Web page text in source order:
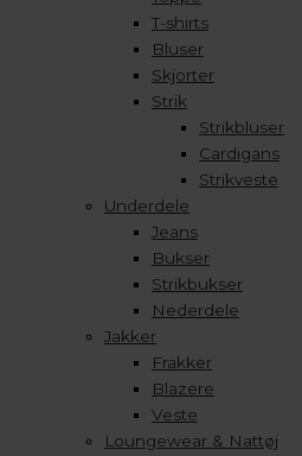
T-shirts
Bluser
Skjorter
Strik
Strikbluser
Cardigans
Strikveste
Underdele
Jeans
Bukser
Strikbukser
Nederdele
Jakker
Frakker
Blazere
Veste
Loungewear & Nattøj